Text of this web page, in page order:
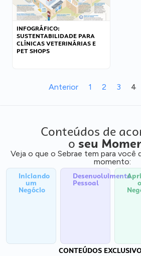
INFOGRÁFICO:
SUSTENTABILIDADE PARA
CLÍNICAS VETERINÁRIAS E
PET SHOPS
Anterior 1 2 3 4
Conteúdos de
o seu
Veja o que o Sebrae tem para você
momento:
Iniciando
um
Negócio
Desenvolvimento
Pessoal o
CONTEÚDOS